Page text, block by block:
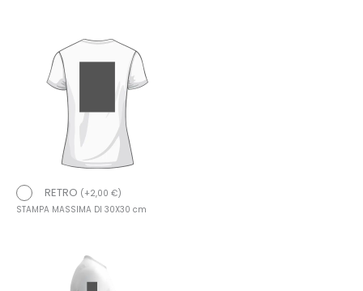
RETRO (+2,00 €)
STAMPA MASSIMA DI 30X30 cm